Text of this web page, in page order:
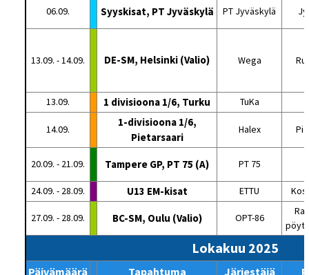
06.09. Syyskisat, PT Jyväskylä PT Jyväskylä
13.09. - 14.09. DE-SM, Helsinki (Valio) Wega
13.09. 1 divisioona 1/6, Turku TuKa
14.09.
1-divisioona 1/6,
Pietarsaari
Halex
20.09. - 21.09. Tampere GP, PT 75 (A) PT 75
24.09. - 28.09. U13 EM-kisat ETTU
27.09. - 28.09. BC-SM, Oulu (Valio) OPT-86
Lokakuu 2025
Päivämäärä Tapahtuma Järjestäjä